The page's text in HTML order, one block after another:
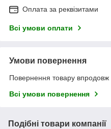
Оплата за реквізитами
Всі умови оплати
Умови повернення
Повернення товару впродовж
Всі умови повернення
Подібні товари компанії